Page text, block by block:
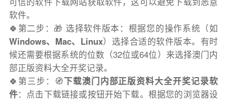
软件。
🍀第二步：🎁 选择软件版本：根据您的操作系统（如
Windows、Mac、Linux）选择合适的软件版本。有时
候还需要根据系统的位数（32位或64位）来选择澳门内
部正版资料大全开奖记录。
🍀第三步：🧭下载澳门内部正版资料大全开奖记录软
件：点击下载链接或按钮开始下载。根据您的浏览器设